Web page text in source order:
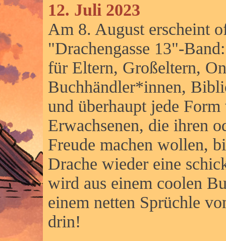
12. Juli 2023
Am 8. August erscheint
"Drachengasse 13"-
für Eltern, Großeltern,
Buchhändler*innen,
und überhaupt jede
Erwachsenen, die ihren
Freude machen wollen,
Drache wieder eine
wird aus einem coolen
einem netten Sprüchle
drin!